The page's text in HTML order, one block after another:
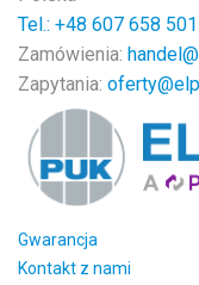
Tel.: +48 607 658 501
Zamówienia:
Zapytania:
Gwarancja
Kontakt z nami